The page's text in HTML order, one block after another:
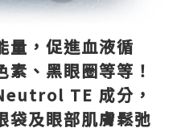
量，促進血液循
、黑眼圈等等！
TE 成分，
袋及眼部肌膚鬆弛